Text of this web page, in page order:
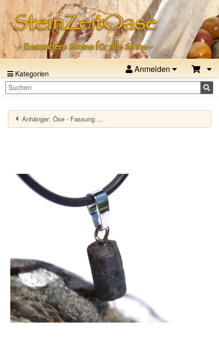
Kategorien Anmelden
Anhänger: Öse - Fassung ...